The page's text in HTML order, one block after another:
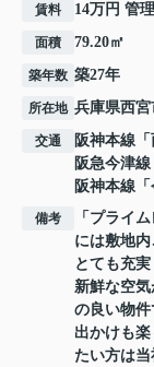
賃料 14万円 管
面積 79.20㎡
築年数 築27年
所在地 兵庫県西宮
交通 阪神本線 「
阪急今津線
阪神本線 「
備考
「プライ
には敷地
とても充
新鮮な空
の良い物
出かけも
たい方は